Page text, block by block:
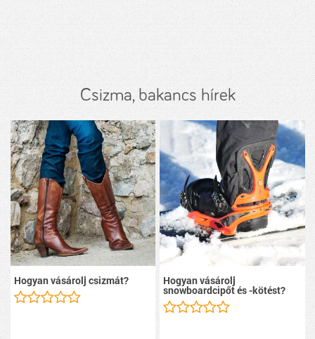
Csizma, bakancs hírek
Hogyan vásárolj csizmát? Hogyan vásárolj
snowboardcipőt és -kötést?